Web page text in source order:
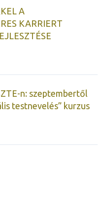
A
KARRIERT
n: szeptembertől
testnevelés” kurzus